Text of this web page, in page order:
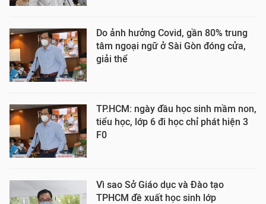
Do ảnh hưởng Covid, gần 80% trung
tâm ngoại ngữ ở Sài Gòn đóng cửa,
giải thể
TP.HCM: ngày đầu học sinh mầm non,
tiểu học, lớp 6 đi học chỉ phát hiện 3
F0
Vì sao Sở Giáo dục và Đào tạo
TPHCM đề xuất học sinh lớp